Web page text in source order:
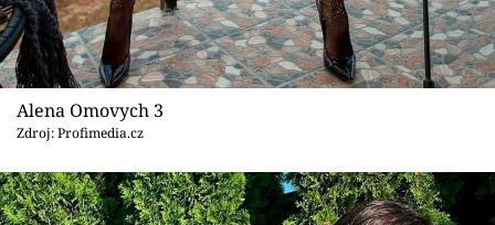
Alena Omovych 3
Zdroj: Profimedia.cz